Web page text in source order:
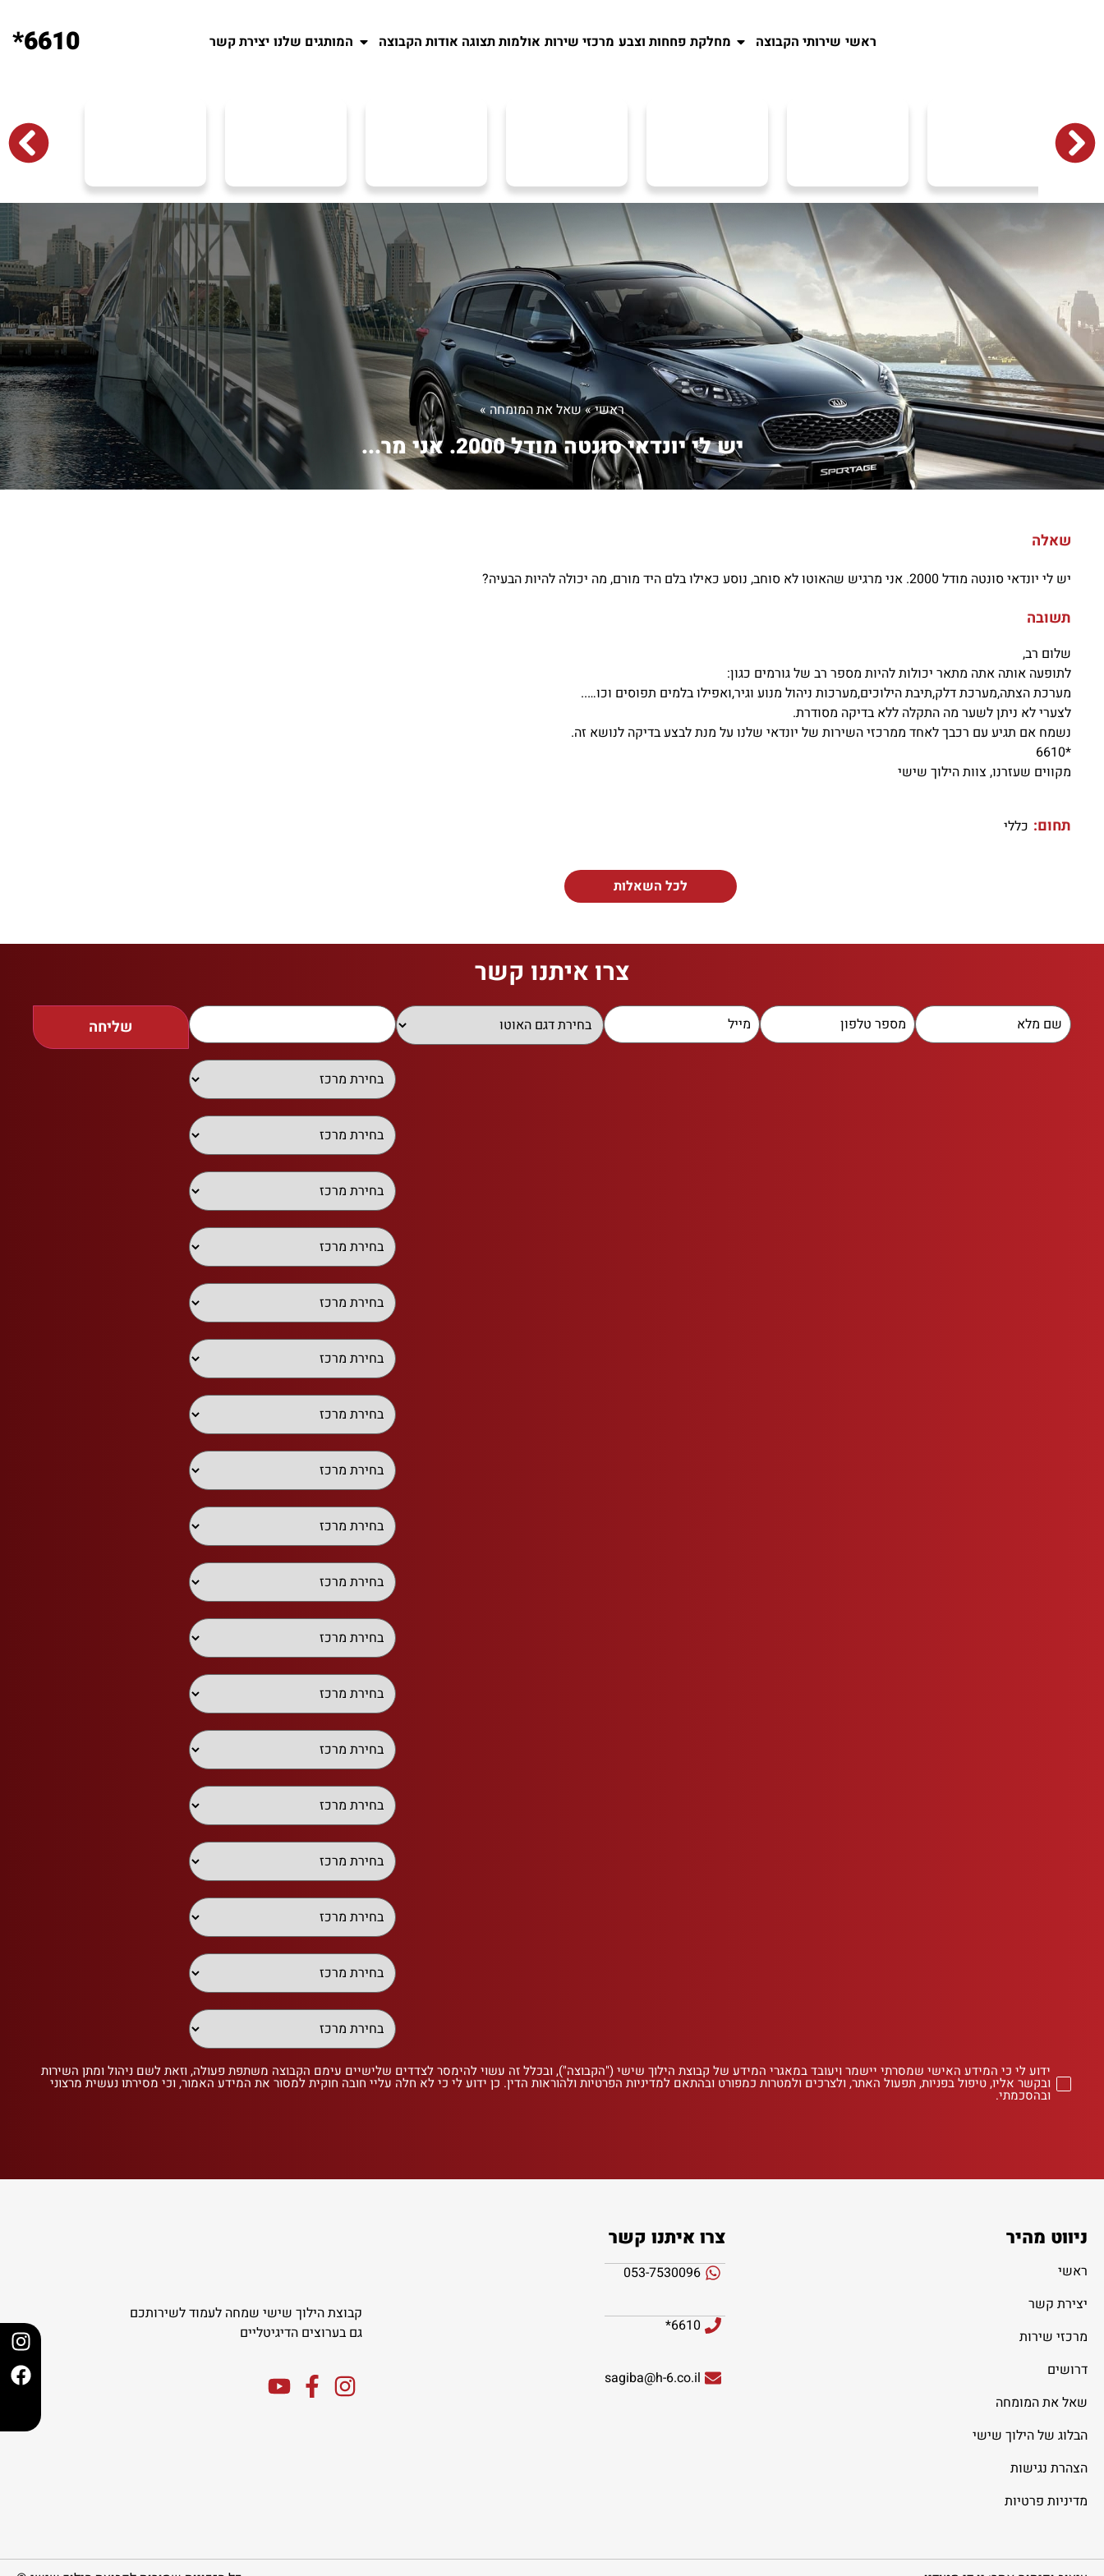
ראשי שירותי הקבוצה מחלקת פחחות וצבע מרכזי שירות אולמות תצוגה אודות הקבוצה המותגים שלנו יצירת קשר 6610*
ראשי»שאל את המומחה»
יש לי יונדאי סונטה מודל 2000. אני מר...
שאלה
יש לי יונדאי סונטה מודל 2000. אני מרגיש שהאוטו לא סוחב, נוסע כאילו בלם היד מורם, מה יכולה להיות הבעיה?
תשובה
שלום רב,
לתופעה אותה אתה מתאר יכולות להיות מספר רב של גורמים כגון:
מערכת הצתה,מערכת דלק,תיבת הילוכים,מערכות ניהול מנוע וגיר,ואפילו בלמים תפוסים וכו…..
לצערי לא ניתן לשער מה התקלה ללא בדיקה מסודרת.
נשמח אם תגיע עם רכבך לאחד ממרכזי השירות של יונדאי שלנו על מנת לבצע בדיקה לנושא זה.
*6610
מקווים שעזרנו, צוות הילוך שישי
תחום: כללי
לכל השאלות
צרו איתנו קשר
שליחה
ידוע לי כי המידע האישי שמסרתי יישמר ויעובד במאגרי המידע של קבוצת הילוך שישי ("הקבוצה"), ובכלל זה עשוי להימסר לצדדים שלישיים עימם הקבוצה משתפת פעולה, וזאת לשם ניהול ומתן השירות
ובקשר אליו, טיפול בפניות, תפעול האתר, ולצרכים ולמטרות כמפורט ובהתאם למדיניות הפרטיות ולהוראות הדין. כן ידוע לי כי לא חלה עליי חובה חוקית למסור את המידע האמור, וכי מסירתו נעשית מרצוני
ובהסכמתי.
ניווט מהיר
ראשי
יצירת קשר
מרכזי שירות
דרושים
שאל את המומחה
הבלוג של הילוך שישי
הצהרת נגישות
מדיניות פרטיות
צרו איתנו קשר
053-7530096
6610*
sagiba@h-6.co.il
קבוצת הילוך שישי שמחה לעמוד לשירותכם
גם בערוצים הדיגיטליים